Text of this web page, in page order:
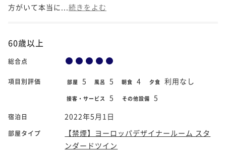
方がいて本当に... 続きをよむ
60歳以上
総合点
項目別評価 部屋 5 風呂 5 朝食 4 夕食 利用なし
接客・サービス 5 その他設備 5
宿泊日 2022年5月1日
部屋タイプ
【禁煙】ヨーロッパデザイナールーム スタ
ンダードツイン